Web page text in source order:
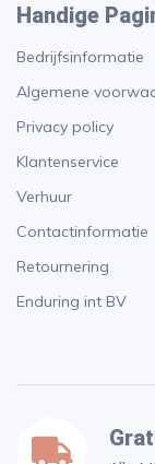
Handige
Bedrijfsinformatie
Algemene
Privacy policy
Klantenservice
Verhuur
Contactinformatie
Retournering
Enduring int BV